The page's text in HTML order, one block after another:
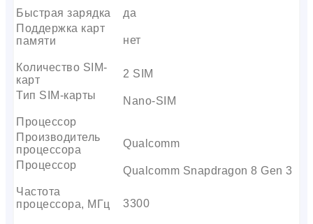
Быстрая зарядка
да
Поддержка карт
памяти
нет
Количество SIM-
карт
2 SIM
Тип SIM-карты
Nano-SIM
Процессор
Производитель
процессора
Qualcomm
Процессор
Qualcomm Snapdragon 8 Gen 3
Частота
процессора, МГц
3300